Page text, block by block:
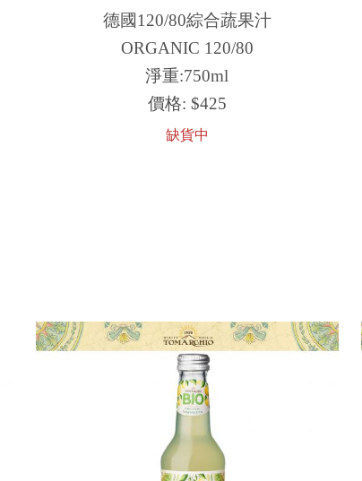
德國​120/80綜合蔬果汁
ORGANIC 120/80
淨重:750ml
價格: $425
缺貨中